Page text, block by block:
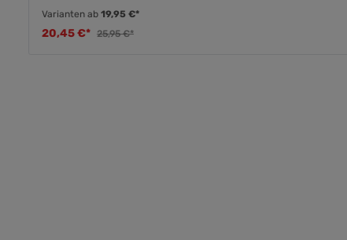
Varianten ab19,95 €*
20,45 €* 25,95 €*